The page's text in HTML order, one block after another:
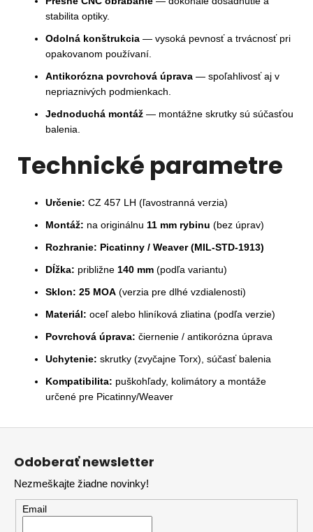
stabilita optiky.
Odolná konštrukcia — vysoká pevnosť a trvácnosť pri
opakovanom používaní.
Antikorózna povrchová úprava — spoľahlivosť aj v
nepriaznivých podmienkach.
Jednoduchá montáž — montážne skrutky sú súčasťou
balenia.
Technické parametre
Určenie: CZ 457 LH (ľavostranná verzia)
Montáž: na originálnu 11 mm rybinu (bez úprav)
Rozhranie: Picatinny / Weaver (MIL-STD-1913)
Dĺžka: približne 140 mm (podľa variantu)
Sklon: 25 MOA (verzia pre dlhé vzdialenosti)
Materiál: oceľ alebo hliníková zliatina (podľa verzie)
Povrchová úprava: čiernenie / antikorózna úprava
Uchytenie: skrutky (zvyčajne Torx), súčasť balenia
Kompatibilita: puškohľady, kolimátory a montáže
určené pre Picatinny/Weaver
Z
Odoberať newsletter
Nezmeškajte žiadne novinky!
Email